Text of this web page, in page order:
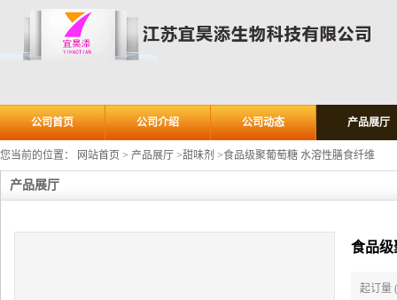
公司首页 公司介绍 公司动态 产品展厅
您当前的位置： 网站首页 > 产品展厅 >甜味剂 >食品级聚葡萄糖 水溶性膳食纤维
产品展厅
食品级
起订量